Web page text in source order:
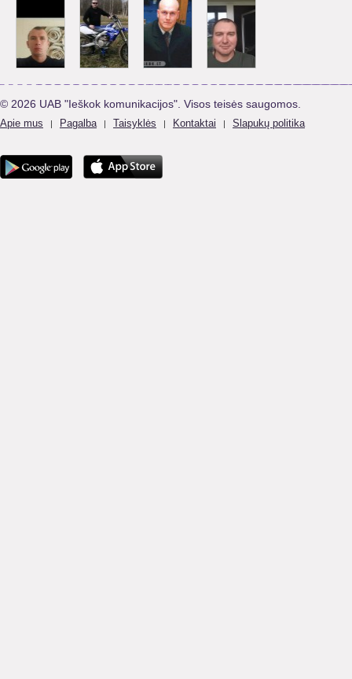
© 2026 UAB "Ieškok komunikacijos". Visos teisės saugomos.
Apie mus | Pagalba | Taisyklės | Kontaktai | Slapukų politika